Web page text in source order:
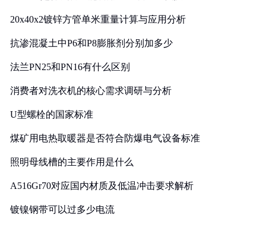
20x40x2镀锌方管单米重量计算与应用分析
抗渗混凝土中P6和P8膨胀剂分别加多少
法兰PN25和PN16有什么区别
消费者对洗衣机的核心需求调研与分析
U型螺栓的国家标准
煤矿用电热取暖器是否符合防爆电气设备标准
照明母线槽的主要作用是什么
A516Gr70对应国内材质及低温冲击要求解析
镀镍钢带可以过多少电流